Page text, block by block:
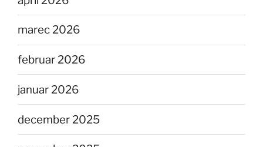
marec 2026
februar 2026
januar 2026
december 2025